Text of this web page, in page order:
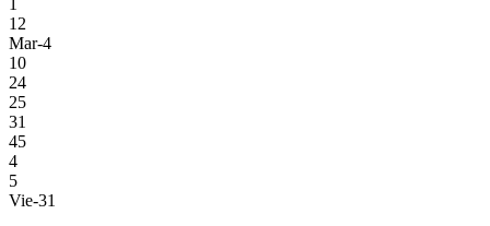
12
Mar-4
10
24
25
31
45
4
5
Vie-31